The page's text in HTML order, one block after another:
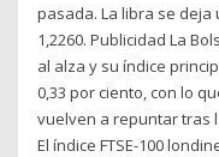
pasada. La libra se deja
1,2260. Publicidad La
al alza y su índice
0,33 por ciento, con lo
vuelven a repuntar tras
El índice FTSE-100